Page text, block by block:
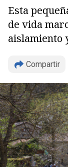
Esta
de vida
aislamiento
Compartir